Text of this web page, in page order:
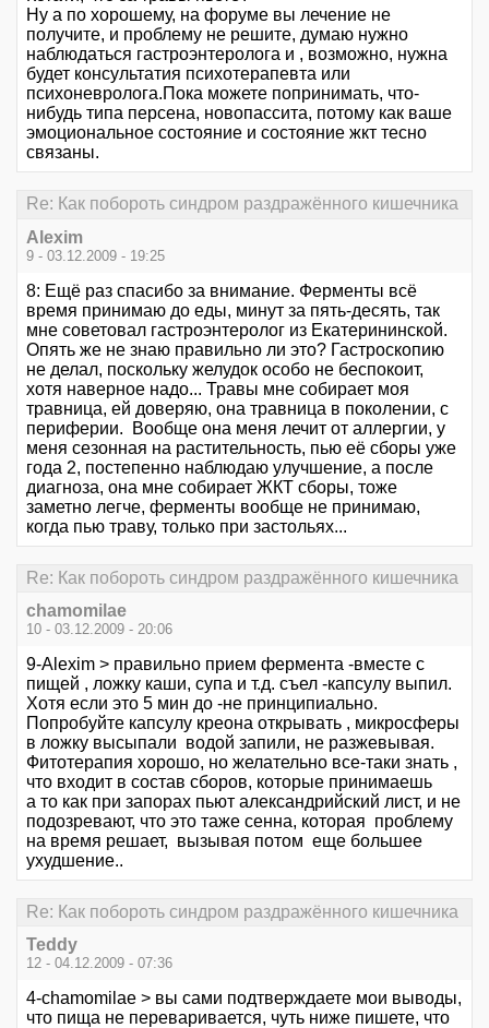
Ну а по хорошему, на форуме вы лечение не
получите, и проблему не решите, думаю нужно
наблюдаться гастроэнтеролога и , возможно, нужна
будет консультатия психотерапевта или
психоневролога.Пока можете попринимать, что-
нибудь типа персена, новопассита, потому как ваше
эмоциональное состояние и состояние жкт тесно
связаны.
Re: Как побороть синдром раздражённого кишечника
Alexim
9 - 03.12.2009 - 19:25
8: Ещё раз спасибо за внимание. Ферменты всё
время принимаю до еды, минут за пять-десять, так
мне советовал гастроэнтеролог из Екатерининской.
Опять же не знаю правильно ли это? Гастроскопию
не делал, поскольку желудок особо не беспокоит,
хотя наверное надо... Травы мне собирает моя
травница, ей доверяю, она травница в поколении, с
периферии. Вообще она меня лечит от аллергии, у
меня сезонная на растительность, пью её сборы уже
года 2, постепенно наблюдаю улучшение, а после
диагноза, она мне собирает ЖКТ сборы, тоже
заметно легче, ферменты вообще не принимаю,
когда пью траву, только при застольях...
Re: Как побороть синдром раздражённого кишечника
chamomilae
10 - 03.12.2009 - 20:06
9-Alexim > правильно прием фермента -вместе с
пищей , ложку каши, супа и т.д. съел -капсулу выпил.
Хотя если это 5 мин до -не принципиально.
Попробуйте капсулу креона открывать , микросферы
в ложку высыпали водой запили, не разжевывая.
Фитотерапия хорошо, но желательно все-таки знать ,
что входит в состав сборов, которые принимаешь
а то как при запорах пьют александрийский лист, и не
подозревают, что это таже сенна, которая проблему
на время решает, вызывая потом еще большее
ухудшение..
Re: Как побороть синдром раздражённого кишечника
Teddy
12 - 04.12.2009 - 07:36
4-chamomilae > вы сами подтверждаете мои выводы,
что пища не переваривается, чуть ниже пишете, что